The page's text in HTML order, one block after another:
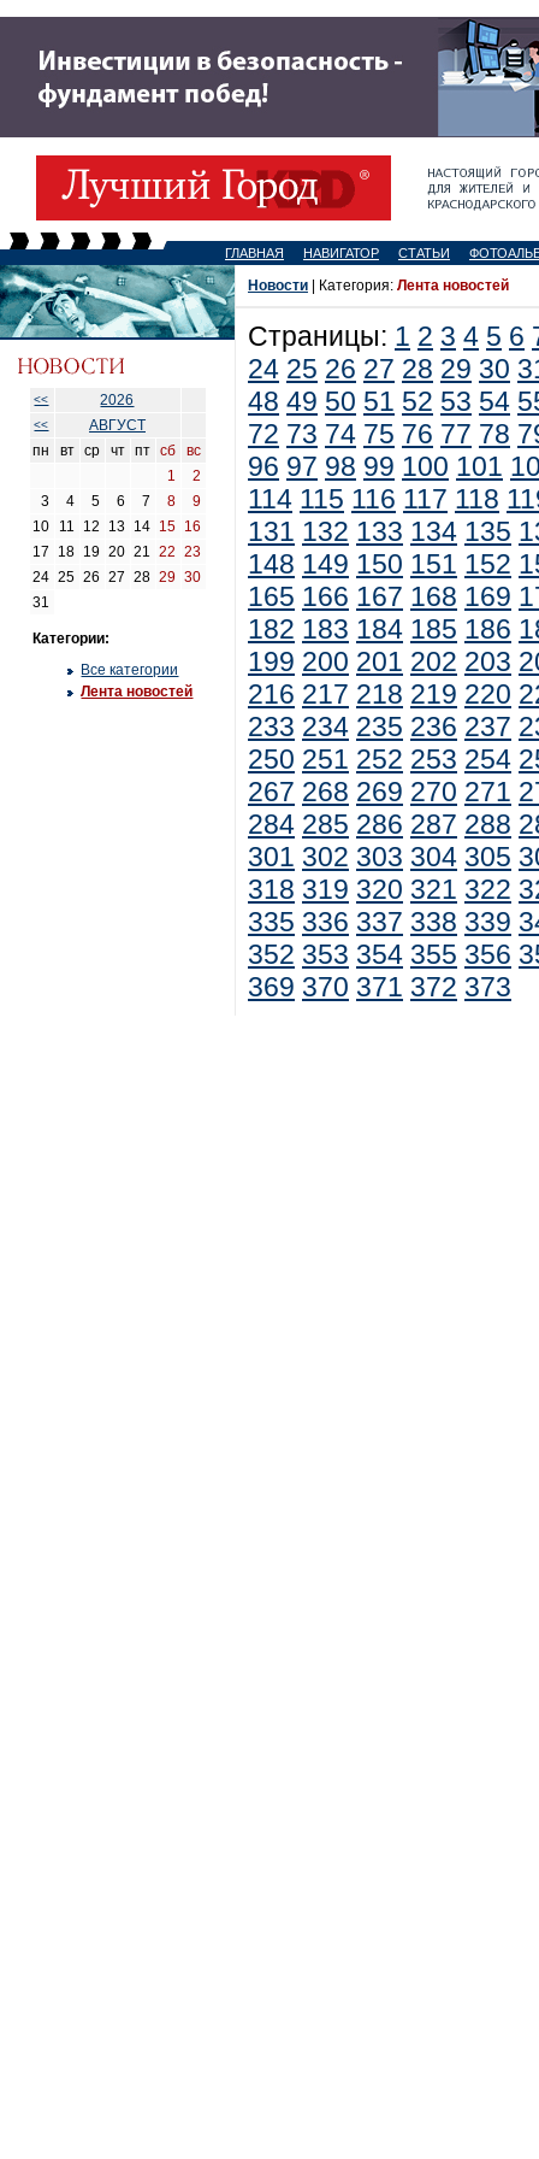
ГЛАВНАЯ НАВИГАТОР СТАТЬИ
<< 2026
<<
АВГУСТ
пн
вт ср чт пт сб
вс
1
2
3
4 5 6 7 8
9
10
11 12 13 14 15 16
17
18 19 20 21 22
23
24 25 26 27 28 29 30
31
Категории:
Все категории
Лента новостей
Новости | Категория: Лента новостей
Страницы: 1 2 3 4 5 6
24 25 26 27 28 29 30
48 49 50 51 52 53 54
72 73 74 75 76 77 78
96 97 98 99 100 101
114 115 116 117 118
131 132 133 134 135
148 149 150 151 152
165 166 167 168 169
182 183 184 185 186
199 200 201 202 203
216 217 218 219 220
233 234 235 236 237
250 251 252 253 254
267 268 269 270 271
284 285 286 287 288
301 302 303 304 305
318 319 320 321 322
335 336 337 338 339
352 353 354 355 356
369 370 371 372 373